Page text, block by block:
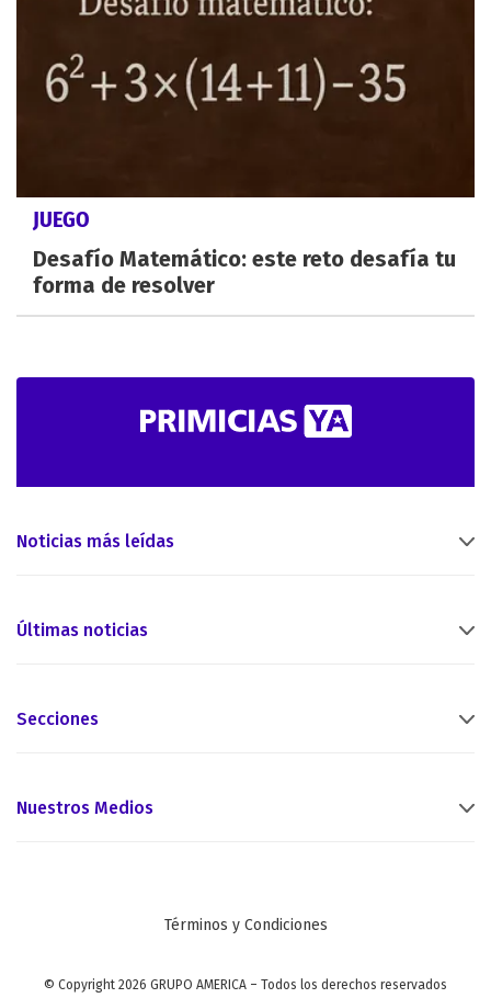
JUEGO
Desafío Matemático: este reto desafía tu
forma de resolver
Noticias más leídas
Últimas noticias
Secciones
Nuestros Medios
Términos y Condiciones
© Copyright 2026 GRUPO AMERICA – Todos los derechos reservados